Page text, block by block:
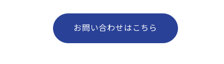
お問い合わせはこちら